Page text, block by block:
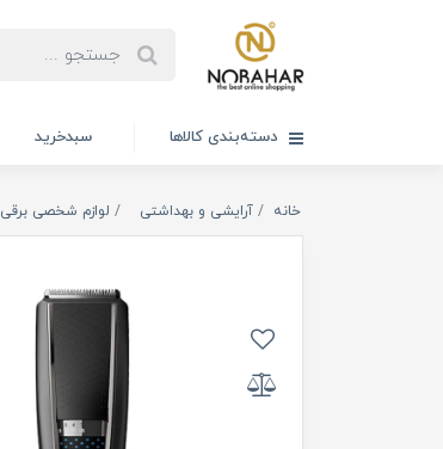
دسته‌بندی کالاها سبدخرید
خانه آرایشی و بهداشتی لوازم شخصی برقی